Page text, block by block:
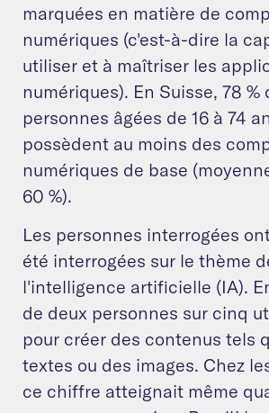
marquées en matière de
numériques (c'est-à-dire la
utiliser et à maîtriser les
numériques). En Suisse, 78 %
personnes âgées de 16 à 74
possèdent au moins des
numériques de base
60 %).
Les personnes interrogées
été interrogées sur le thème
l'intelligence artificielle (IA).
de deux personnes sur cinq
pour créer des contenus tels
textes ou des images. Chez
ce chiffre atteignait même